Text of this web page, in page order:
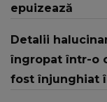
epuizează
Detalii
îngropat într-o
fost înjunghiat